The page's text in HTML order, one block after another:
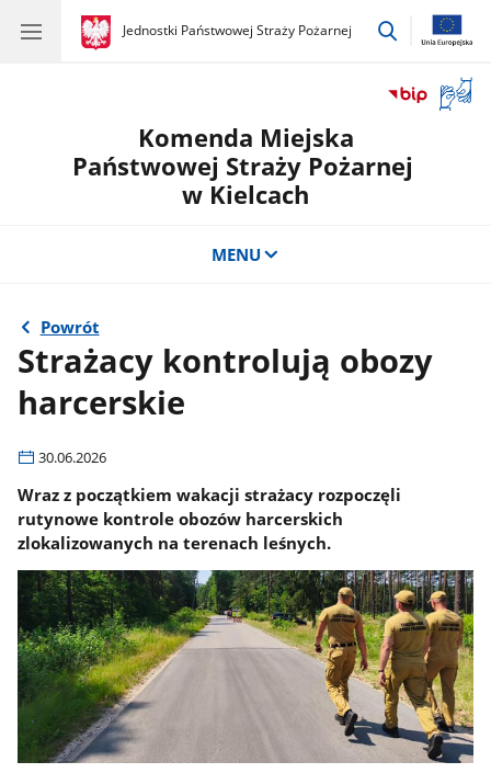
gov.pl
Jednostki Państwowej Straży Pożarnej
gov.pl
Jednostki
przejdź
okno
Komenda Miejska
Państwowej Straży Pożarnej
w Kielcach
MENU
Powrót
Strażacy kontrolują obozy
harcerskie
30.06.2026
Wraz z początkiem wakacji strażacy rozpoczęli
rutynowe kontrole obozów harcerskich
zlokalizowanych na terenach leśnych.